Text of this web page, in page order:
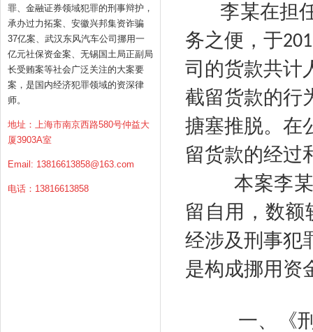
罪、金融证券领域犯罪的刑事辩护，
承办过力拓案、安徽兴邦集资诈骗
37亿案、武汉东风汽车公司挪用一
亿元社保资金案、无锡国土局正副局
长受贿案等社会广泛关注的大案要
案，是国内经济犯罪领域的资深律
师。
地址：上海市南京西路580号仲益大
厦3903A室
Email: 13816613858@163.com
电话：13816613858
李某在担
务之便，于
司的货款共计
截留货款的行
搪塞推脱。在
留货款的经过
本案李
留自用，数额
经涉及刑事犯
是构成挪用资
一、《